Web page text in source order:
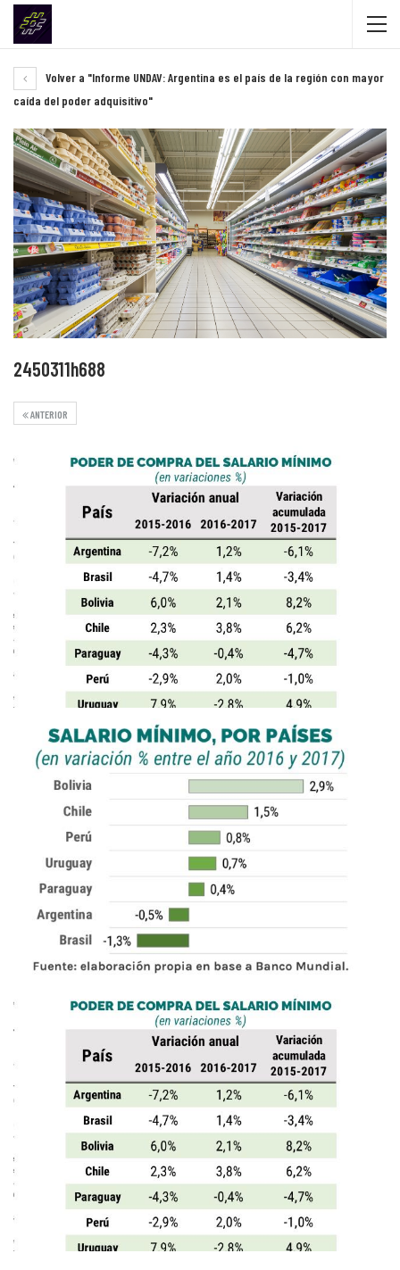
Volver a "Informe UNDAV: Argentina es el país de la región con mayor
caída del poder adquisitivo"
2450311h688
ANTERIOR